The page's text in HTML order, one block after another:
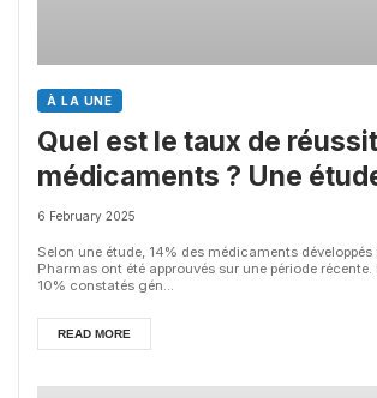
À LA UNE
Quel est le taux de
médicaments ? Une
intéressante chez les Big
6 February 2025
Selon une étude, 14% des médicaments développés
Pharmas ont été approuvés sur une période
10% constatés gén...
READ MORE